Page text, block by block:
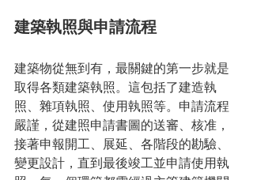
建築執照與申請流程
建築物從無到有，最關鍵的第一步就是
取得各類建築執照。這包括了建造執
照、雜項執照、使用執照等。申請流程
嚴謹，從建照申請書圖的送審、核准，
接著申報開工、展延、各階段的勘驗、
變更設計，直到最後竣工並申請使用執